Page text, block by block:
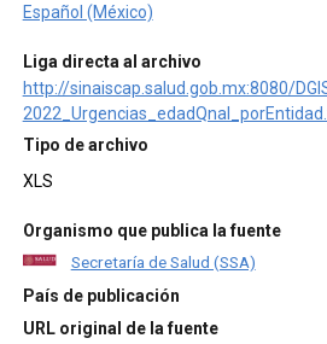
Español (México)
Liga directa al archivo
http://sinaiscap.salud.gob.mx:8080/
Tipo de archivo
XLS
Organismo que publica la fuente
Secretaría de Salud (SSA)
País de publicación
URL original de la fuente